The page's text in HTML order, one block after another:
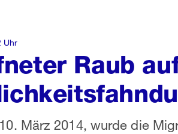
Raub
März 2014, wurde die
Uhr